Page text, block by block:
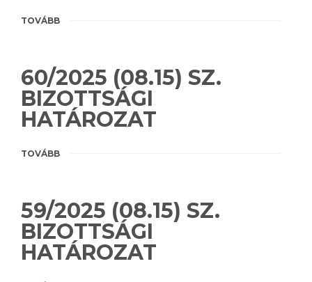
TOVÁBB
60/2025 (08.15) SZ.
BIZOTTSÁGI
HATÁROZAT
TOVÁBB
59/2025 (08.15) SZ.
BIZOTTSÁGI
HATÁROZAT